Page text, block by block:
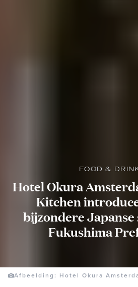
FOOD &
Hotel Okura
Kitchen
bijzondere Japanse
Fukushima
Afbeelding: Hotel Okura